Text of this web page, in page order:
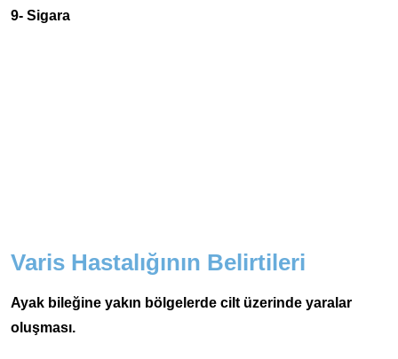
9- Sigara
Varis Hastalığının Belirtileri
Ayak bileğine yakın bölgelerde cilt üzerinde yaralar
oluşması.